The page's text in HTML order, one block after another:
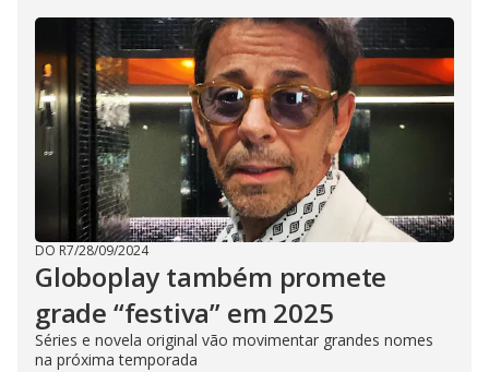
DO R7/28/09/2024
Globoplay também promete
grade “festiva” em 2025
Séries e novela original vão movimentar grandes nomes
na próxima temporada